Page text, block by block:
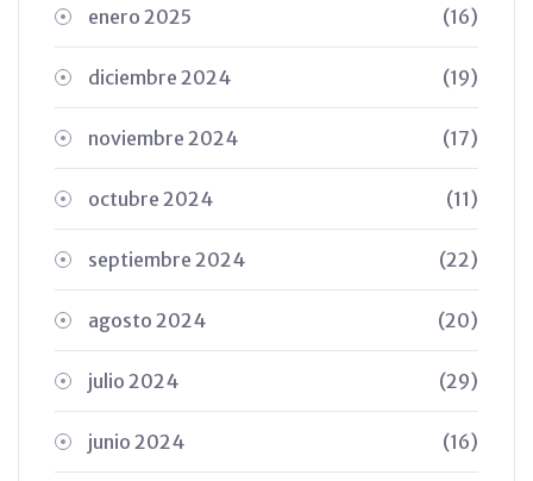
enero 2025 (16)
diciembre 2024 (19)
noviembre 2024 (17)
octubre 2024 (11)
septiembre 2024 (22)
agosto 2024 (20)
julio 2024 (29)
junio 2024 (16)